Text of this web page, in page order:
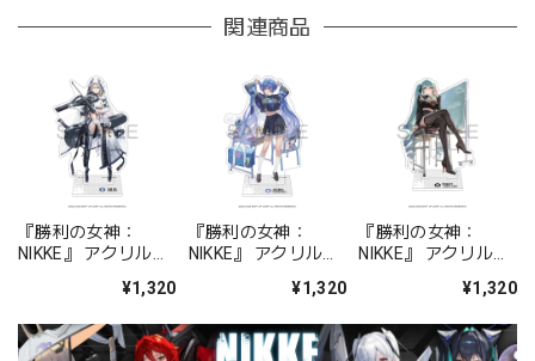
関連商品
『勝利の女神：
NIKKE』 アクリルス
¥1,320
『勝利の女神：
NIKKE』 アクリルス
ォーチュンメイト
¥1,320
『勝利の女神：
NIKKE』 アクリルス
シャープレッスン
¥1,320